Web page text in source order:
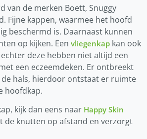
van de merken Boett, Snuggy
Fijne kappen, waarmee het hoofd
beschermd is. Daarnaast kunnen
op kijken. Een vliegenkap kan ook
deze hebben niet altijd een
een eczeemdeken. Er ontbreekt
de hals, hierdoor ontstaat er ruimte
hoofdkap.
kijk dan eens naar Happy Skin
de knutten op afstand en verzorgt